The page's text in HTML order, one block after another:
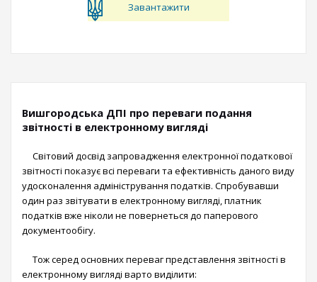
Завантажити
Вишгородська ДПІ про переваги подання
звітності в електронному вигляді
Світовий досвід запровадження електронної податкової
звітності показує всі переваги та ефективність даного виду
удосконалення адміністрування податків. Cпробувавши
один раз звітувати в електронному вигляді, платник
податків вже ніколи не повернеться до паперового
документообігу.
Тож серед основних переваг представлення звітності в
електронному вигляді варто виділити: